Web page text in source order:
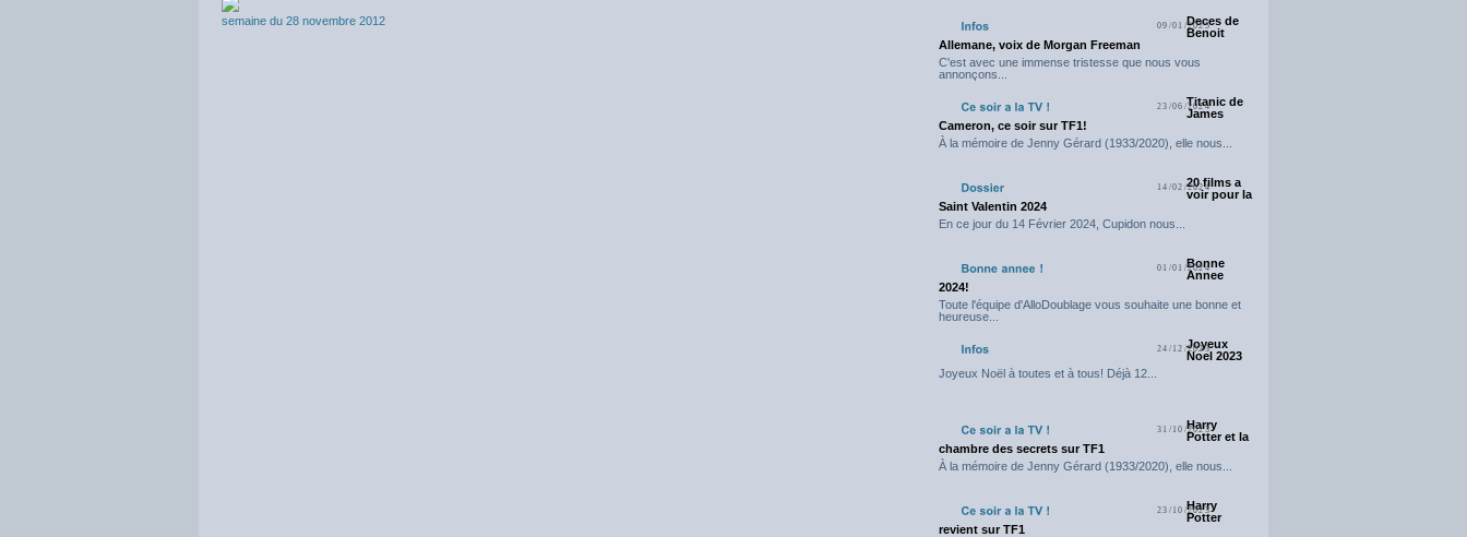
semaine du 28 novembre 2012 09/01/2025Deces de
Benoit
Allemane, voix de Morgan Freeman
C'est avec une immense tristesse que nous vous
annonçons...
23/06/2024Titanic de
James
Cameron, ce soir sur TF1!
À la mémoire de Jenny Gérard (1933/2020), elle nous...
14/02/202420 films a
voir pour la
Saint Valentin 2024
En ce jour du 14 Février 2024, Cupidon nous...
01/01/2024
Bonne
Annee
2024!
Toute l'équipe d'AlloDoublage vous souhaite une bonne et
heureuse...
24/12/2023
Joyeux
Noel 2023
Joyeux Noël à toutes et à tous! Déjà 12...
31/10/2023
Harry
Potter et la
chambre des secrets sur TF1
À la mémoire de Jenny Gérard (1933/2020), elle nous...
23/10/2023
Harry
Potter
revient sur TF1